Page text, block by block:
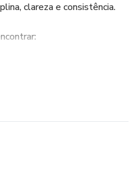
clareza e consistência.
técnica (suporte,